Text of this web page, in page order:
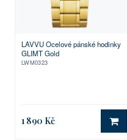
LAVVU Ocelové pánské hodinky
GLIMT Gold
LWM0323
1 890 Kč